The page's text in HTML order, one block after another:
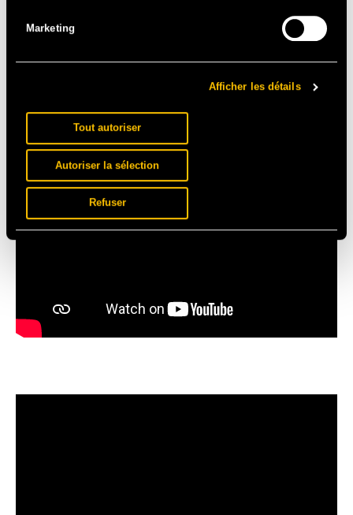
Marketing
Afficher les détails
Tout autoriser
Autoriser la sélection
Refuser